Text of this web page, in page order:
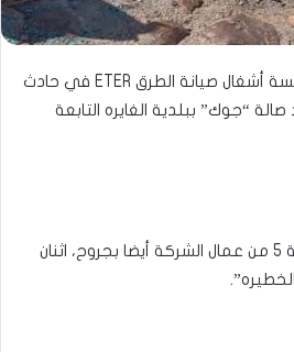
توفي ثلاثة من عمال مؤسسة أشغال صيانة الطرق ETER في حادث
“جوك” ببلدية الغايره التابعة
وأفادت مصادر إخبارية بإصابة 5 من عمال الشركة أيضا بجروح، اثنان